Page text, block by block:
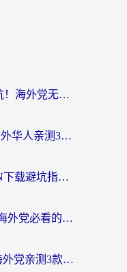
NordVPN翻墙回国？别踩坑！海外党无缝访问国内资源的真实指南
斧牛和ChickCN哪个好？海外华人亲测3款回国加速器+免费试用攻略
海外党必看：中国免费VPN下载避坑指南 + 无缝访问国内资源的终极方案
回国怎么使用国外的app？海外党必看的无缝访问国内资源全攻略
斧牛和奇游手游好用吗？海外党亲测3款回国加速器，选对才能无缝刷国内资源